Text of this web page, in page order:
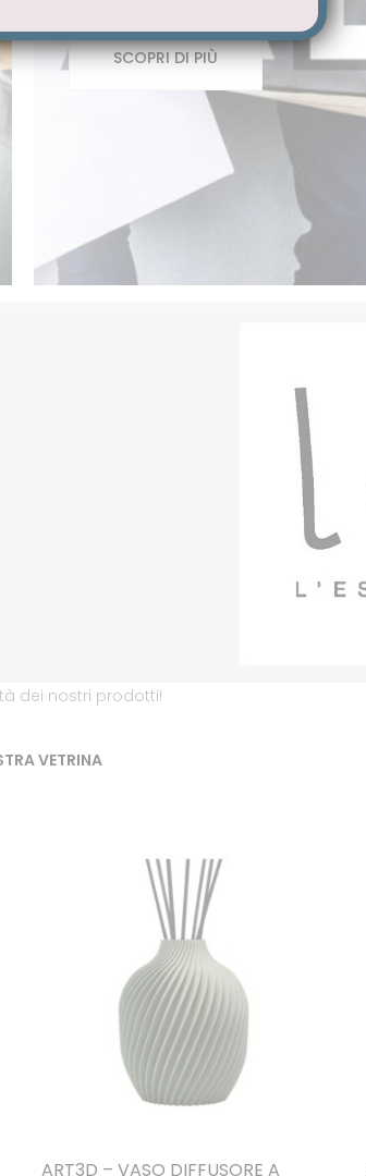
SCOPRI DI PIÙ
dei nostri prodotti!
VETRINA
ART3D – VASO DIFFUSORE A